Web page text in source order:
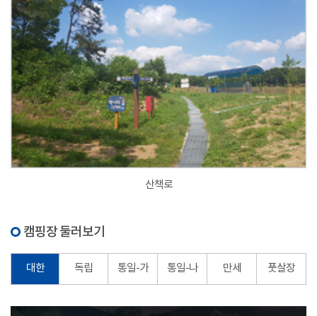
산책로
캠핑장 둘러보기
대한 독립 통일-가 통일-나 만세 풋살장